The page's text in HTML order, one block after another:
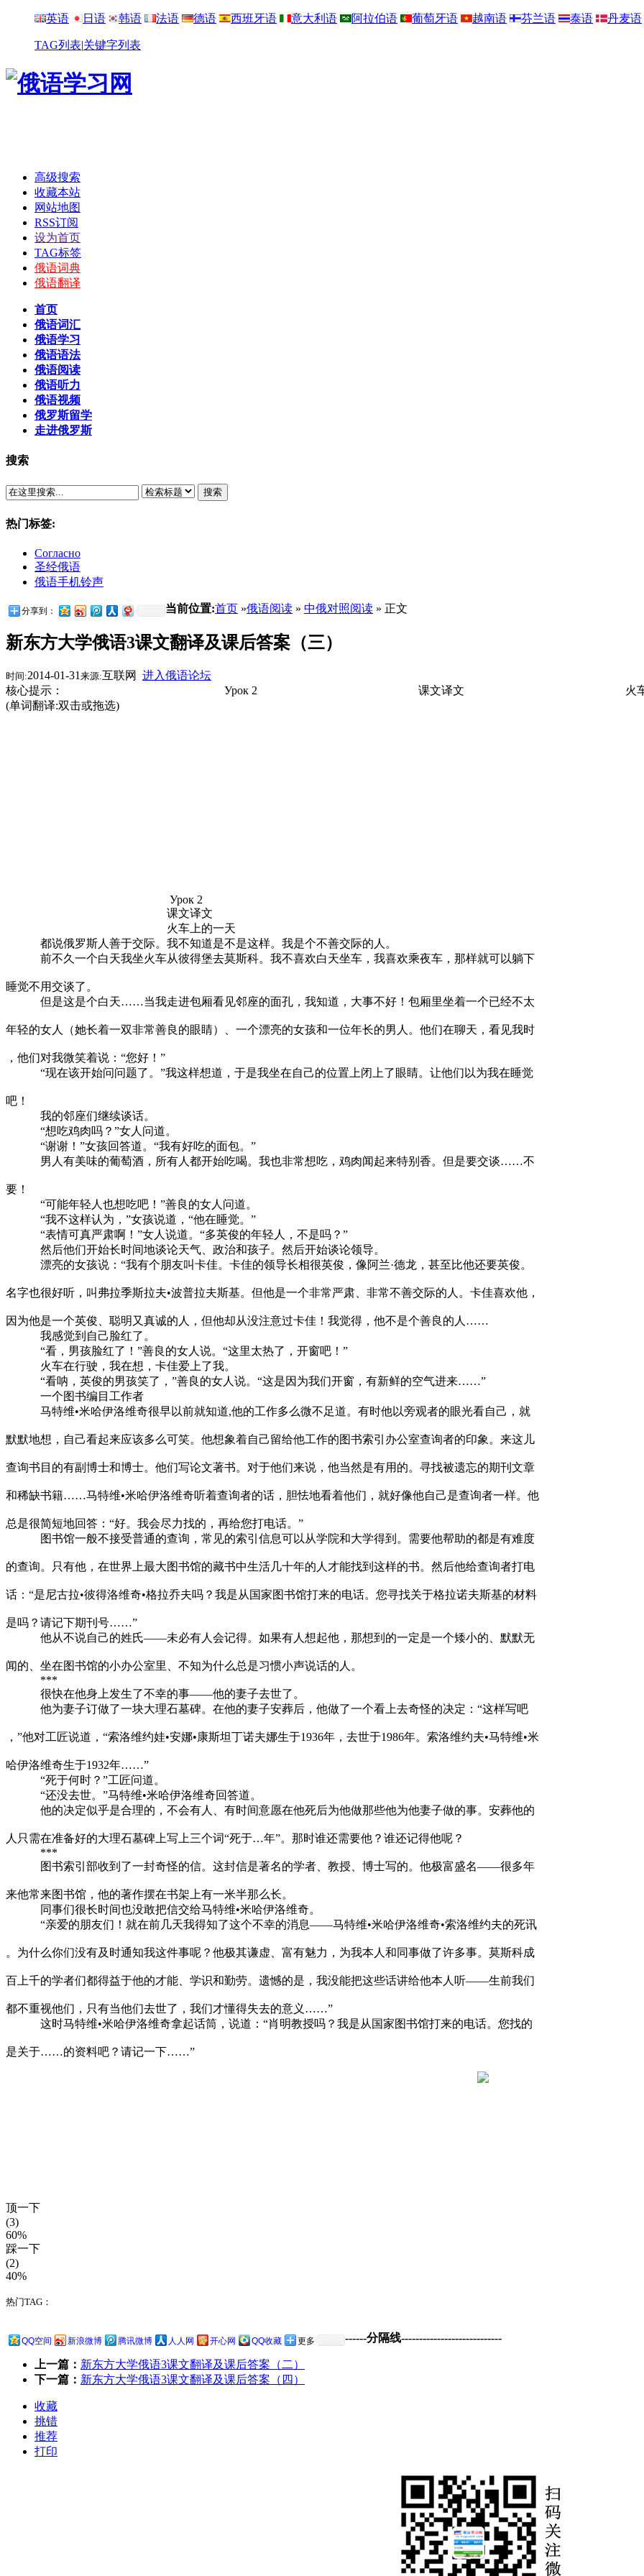
英语 日语 韩语 法语 德语 西班牙语 意大利语 阿拉伯语 葡萄牙语 越南语 芬兰语 泰语 丹麦语
TAG列表|关键字列表
高级搜索
收藏本站
网站地图
RSS订阅
设为首页
TAG标签
俄语词典
俄语翻译
首页
俄语词汇
俄语学习
俄语语法
俄语阅读
俄语听力
俄语视频
俄罗斯留学
走进俄罗斯
搜索
搜索
热门标签:
Согласно
圣经俄语
俄语手机铃声
分享到： 当前位置:首页 »俄语阅读 » 中俄对照阅读 » 正文
新东方大学俄语3课文翻译及课后答案（三）
时间:2014-01-31 来源:互联网 进入俄语论坛
核心提示： Урок 2 课文译文 火车上
(单词翻译:双击或拖选)
Урок 2
课文译文
火车上的一天
都说俄罗斯人善于交际。我不知道是不是这样。我是个不善交际的人。
前不久一个白天我坐火车从彼得堡去莫斯科。我不喜欢白天坐车，我喜欢乘夜车，那样就可以躺下
睡觉不用交谈了。
但是这是个白天……当我走进包厢看见邻座的面孔，我知道，大事不好！包厢里坐着一个已经不太
年轻的女人（她长着一双非常善良的眼睛）、一个漂亮的女孩和一位年长的男人。他们在聊天，看见我时
，他们对我微笑着说：“您好！”
“现在该开始问问题了。”我这样想道，于是我坐在自己的位置上闭上了眼睛。让他们以为我在睡觉
吧！
我的邻座们继续谈话。
“想吃鸡肉吗？”女人问道。
“谢谢！”女孩回答道。“我有好吃的面包。”
男人有美味的葡萄酒，所有人都开始吃喝。我也非常想吃，鸡肉闻起来特别香。但是要交谈……不
要！
“可能年轻人也想吃吧！”善良的女人问道。
“我不这样认为，”女孩说道，“他在睡觉。”
“表情可真严肃啊！”女人说道。“多英俊的年轻人，不是吗？”
然后他们开始长时间地谈论天气、政治和孩子。然后开始谈论领导。
漂亮的女孩说：“我有个朋友叫卡佳。卡佳的领导长相很英俊，像阿兰·德龙，甚至比他还要英俊。
名字也很好听，叫弗拉季斯拉夫•波普拉夫斯基。但他是一个非常严肃、非常不善交际的人。卡佳喜欢他，
因为他是一个英俊、聪明又真诚的人，但他却从没注意过卡佳！我觉得，他不是个善良的人……
我感觉到自己脸红了。
“看，男孩脸红了！”善良的女人说。“这里太热了，开窗吧！”
火车在行驶，我在想，卡佳爱上了我。
“看呐，英俊的男孩笑了，”善良的女人说。“这是因为我们开窗，有新鲜的空气进来……”
一个图书编目工作者
马特维•米哈伊洛维奇很早以前就知道,他的工作多么微不足道。有时他以旁观者的眼光看自己，就
默默地想，自己看起来应该多么可笑。他想象着自己留给他工作的图书索引办公室查询者的印象。来这儿
查询书目的有副博士和博士。他们写论文著书。对于他们来说，他当然是有用的。寻找被遗忘的期刊文章
和稀缺书籍……马特维•米哈伊洛维奇听着查询者的话，胆怯地看着他们，就好像他自己是查询者一样。他
总是很简短地回答：“好。我会尽力找的，再给您打电话。”
图书馆一般不接受普通的查询，常见的索引信息可以从学院和大学得到。需要他帮助的都是有难度
的查询。只有他，在世界上最大图书馆的藏书中生活几十年的人才能找到这样的书。然后他给查询者打电
话：“是尼古拉•彼得洛维奇•格拉乔夫吗？我是从国家图书馆打来的电话。您寻找关于格拉诺夫斯基的材料
是吗？请记下期刊号……”
他从不说自己的姓氏——未必有人会记得。如果有人想起他，那想到的一定是一个矮小的、默默无
闻的、坐在图书馆的小办公室里、不知为什么总是习惯小声说话的人。
***
很快在他身上发生了不幸的事——他的妻子去世了。
他为妻子订做了一块大理石墓碑。在他的妻子安葬后，他做了一个看上去奇怪的决定：“这样写吧
，”他对工匠说道，“索洛维约娃•安娜•康斯坦丁诺夫娜生于1936年，去世于1986年。索洛维约夫•马特维•米
哈伊洛维奇生于1932年……”
“死于何时？”工匠问道。
“还没去世。”马特维•米哈伊洛维奇回答道。
他的决定似乎是合理的，不会有人、有时间意愿在他死后为他做那些他为他妻子做的事。安葬他的
人只需在准备好的大理石墓碑上写上三个词“死于…年”。那时谁还需要他？谁还记得他呢？
***
图书索引部收到了一封奇怪的信。这封信是著名的学者、教授、博士写的。他极富盛名——很多年
来他常来图书馆，他的著作摆在书架上有一米半那么长。
同事们很长时间也没敢把信交给马特维•米哈伊洛维奇。
“亲爱的朋友们！就在前几天我得知了这个不幸的消息——马特维•米哈伊洛维奇•索洛维约夫的死讯
。为什么你们没有及时通知我这件事呢？他极其谦虚、富有魅力，为我本人和同事做了许多事。莫斯科成
百上千的学者们都得益于他的才能、学识和勤劳。遗憾的是，我没能把这些话讲给他本人听——生前我们
都不重视他们，只有当他们去世了，我们才懂得失去的意义……”
这时马特维•米哈伊洛维奇拿起话筒，说道：“肖明教授吗？我是从国家图书馆打来的电话。您找的
是关于……的资料吧？请记一下……”
顶一下
(3)
60%
踩一下
(2)
40%
热门TAG：
QQ空间 新浪微博 腾讯微博 人人网 开心网 QQ收藏 更多 ------分隔线----------------------------
上一篇： 新东方大学俄语3课文翻译及课后答案（二）
下一篇： 新东方大学俄语3课文翻译及课后答案（四）
收藏
挑错
推荐
打印